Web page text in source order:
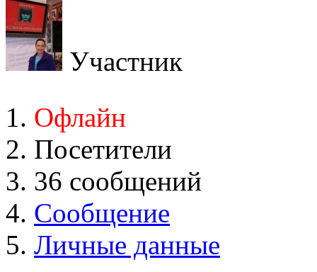
Участник
Офлайн
Посетители
36 сообщений
Сообщение
Личные данные